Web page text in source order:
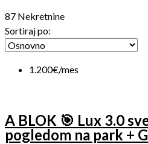
87 Nekretnine
Sortiraj po:
1.200€/mes
A BLOK 🎯 Lux 3.0
pogledom na park +